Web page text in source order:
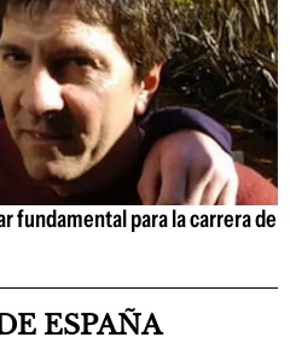
fundamental para la carrera de
ESPAÑA